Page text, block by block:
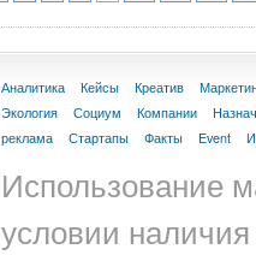
Аналитика Кейсы Креатив
Экология
Социум Компании
реклама
Стартапы Факты Event
Использование
условии